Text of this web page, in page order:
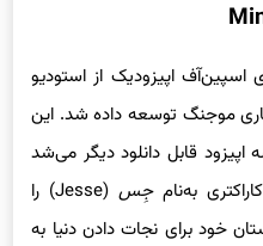
اسپین‌آف اپیزودیک از استودیو
موجنگ توسعه داده شد. این
اپیزود قابل دانلود دیگر می‌شد
به‌نامجِس
(Jesse) را
خود برای نجات دادن دنیا به